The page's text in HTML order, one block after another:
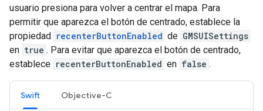
usuario presiona para volver a centrar el mapa. Para
permitir que aparezca el botón de centrado, establece la
propiedad recenterButtonEnabled de GMSUISettings
en true . Para evitar que aparezca el botón de centrado,
establece recenterButtonEnabled en false .
Swift Objective-C